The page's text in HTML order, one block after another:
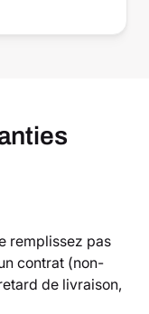
remplissez pas
contrat (non-
de livraison,